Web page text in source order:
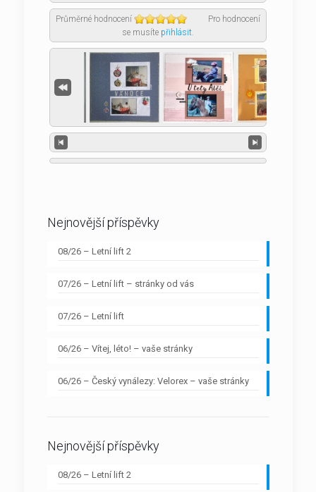
Průměrné hodnocení
Pro hodnocení
se musíte přihlásit.
Nejnovější příspěvky
08/26 – Letní lift 2
07/26 – Letní lift – stránky od vás
07/26 – Letní lift
06/26 – Vítej, léto! – vaše stránky
06/26 – Český vynálezy: Velorex – vaše stránky
Nejnovější příspěvky
08/26 – Letní lift 2